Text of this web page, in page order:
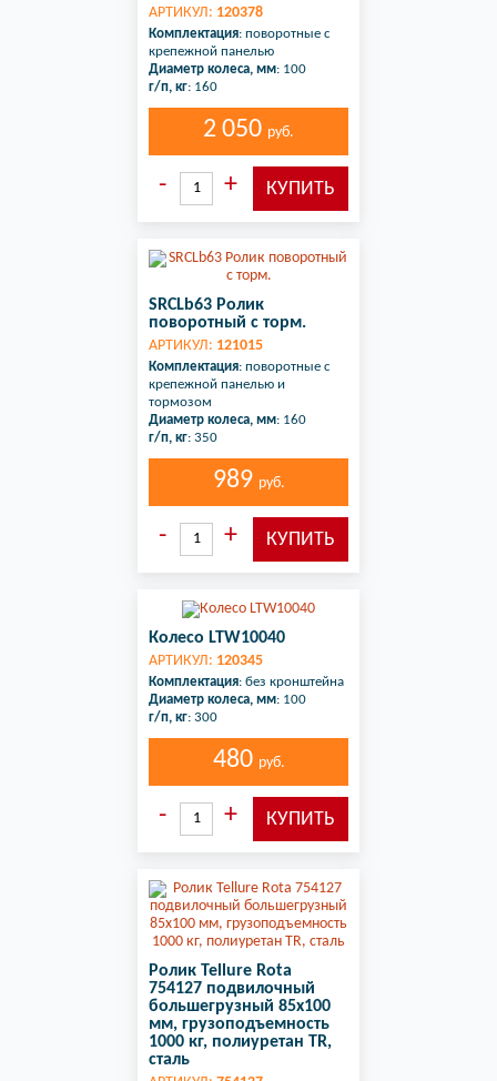
АРТИКУЛ: 120378
Комплектация: поворотные с
крепежной панелью
Диаметр колеса, мм: 100
г/п, кг: 160
2 050 руб.
SRCLb63 Ролик
поворотный с торм.
АРТИКУЛ: 121015
Комплектация: поворотные с
крепежной панелью и
тормозом
Диаметр колеса, мм: 160
г/п, кг: 350
989 руб.
Колесо LTW10040
АРТИКУЛ: 120345
Комплектация: без кронштейна
Диаметр колеса, мм: 100
г/п, кг: 300
480 руб.
Ролик Tellure Rota
754127 подвилочный
большегрузный 85х100
мм, грузоподъемность
1000 кг, полиуретан TR,
сталь